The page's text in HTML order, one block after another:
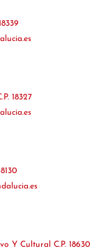
18327
Y Cultural C.P. 18630